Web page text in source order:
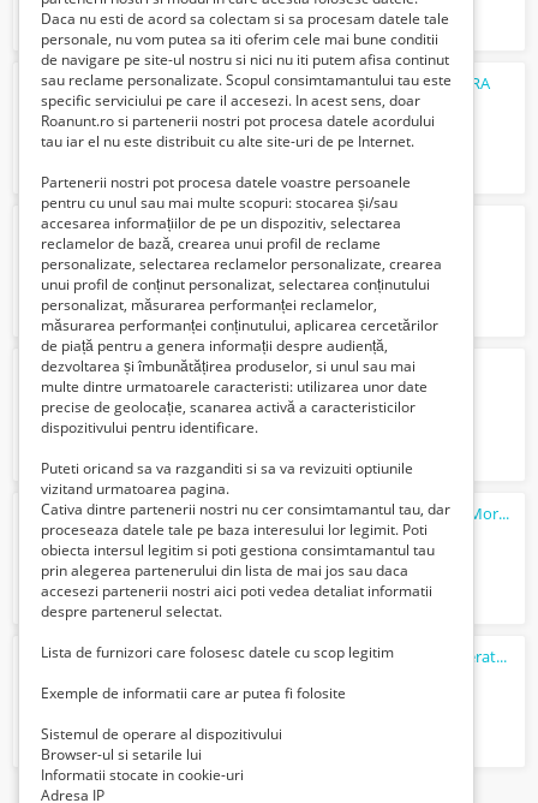
MECANIC UTILAJE INDUSTRIA ALIMENTARA
Verifica cu vanzatorul
Asamblari pixuri de la domiciliu
3000 Lei
Angajam controlori de calitate in Sibiu
3750 Lei
Job pt tineri dornici sa invete meseria de Morar/si ajutor de Morar .
3000 Lei
Firma localizata in București angajam operator producție imprimanta digitala cu ...
Daca nu esti de acord sa colectam si sa procesam datele tale
personale, nu vom putea sa iti oferim cele mai bune conditii
de navigare pe site-ul nostru si nici nu iti putem afisa continut
sau reclame personalizate. Scopul consimtamantului tau este
specific serviciului pe care il accesezi. In acest sens, doar
Roanunt.ro si partenerii nostri pot procesa datele acordului
tau iar el nu este distribuit cu alte site-uri de pe Internet.
Partenerii nostri pot procesa datele voastre persoanele
pentru cu unul sau mai multe scopuri: stocarea și/sau
accesarea informațiilor de pe un dispozitiv, selectarea
reclamelor de bază, crearea unui profil de reclame
personalizate, selectarea reclamelor personalizate, crearea
unui profil de conținut personalizat, selectarea conținutului
personalizat, măsurarea performanței reclamelor,
măsurarea performanței conținutului, aplicarea cercetărilor
de piață pentru a genera informații despre audiență,
dezvoltarea și îmbunătățirea produselor, si unul sau mai
multe dintre urmatoarele caracteristi: utilizarea unor date
precise de geolocație, scanarea activă a caracteristicilor
dispozitivului pentru identificare.
Puteti oricand sa va razganditi si sa va revizuiti optiunile
vizitand urmatoarea pagina.
Cativa dintre partenerii nostri nu cer consimtamantul tau, dar
proceseaza datele tale pe baza interesului lor legimit. Poti
obiecta intersul legitim si poti gestiona consimtamantul tau
prin alegerea partenerului din lista de mai jos sau daca
accesezi partenerii nostri aici poti vedea detaliat informatii
despre partenerul selectat.
Lista de furnizori care folosesc datele cu scop legitim
Exemple de informatii care ar putea fi folosite
Sistemul de operare al dispozitivului
Browser-ul si setarile lui
Informatii stocate in cookie-uri
Adresa IP